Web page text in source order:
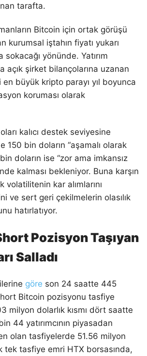
tarafta.
Bitcoin için ortak görüşü
kurumsal iştahın fiyatı yukarı
yönünde. Yatırım
açık şirket bilançolarına uzanan
büyük kripto parayı yıl boyunca
koruması olarak
kalıcı destek seviyesine
150 bin doların “aşamalı olarak
doların ise “zor ama imkansız
kalması bekleniyor. Buna karşın
volatilitenin kar alımlarını
ve sert geri çekilmelerin olasılık
hatırlatıyor.
Pozisyon Taşıyan
Salladı
göre son 24 saatte 445
Bitcoin pozisyonu tasfiye
milyon dolarlık kısmı dört saatte
44 yatırımcının piyasadan
olan tasfiyelerde 51.56 milyon
tek tasfiye emri HTX borsasında,